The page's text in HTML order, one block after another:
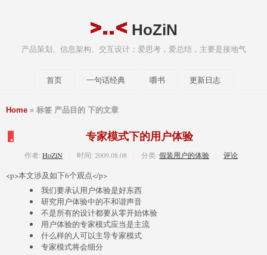
HoZiN
产品策划、信息架构、交互设计；爱思考，爱总结，主要是接地气
首页 一句话经典 嚼书 更新日志
Home » 标签 产品目的 下的文章
专家模式下的用户体验
作者: HoZiN 时间: 2009.08.08 分类: 假装用户的体验 评论
<p>本文涉及如下6个观点</p>
我们要承认用户体验是好东西
研究用户体验中的不和谐声音
不是所有的设计都要从零开始体验
用户体验的专家模式应当是主流
什么样的人可以主导专家模式
专家模式将会细分